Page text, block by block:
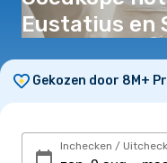
Eustatius en
Gekozen door 8M+
Inchecken /